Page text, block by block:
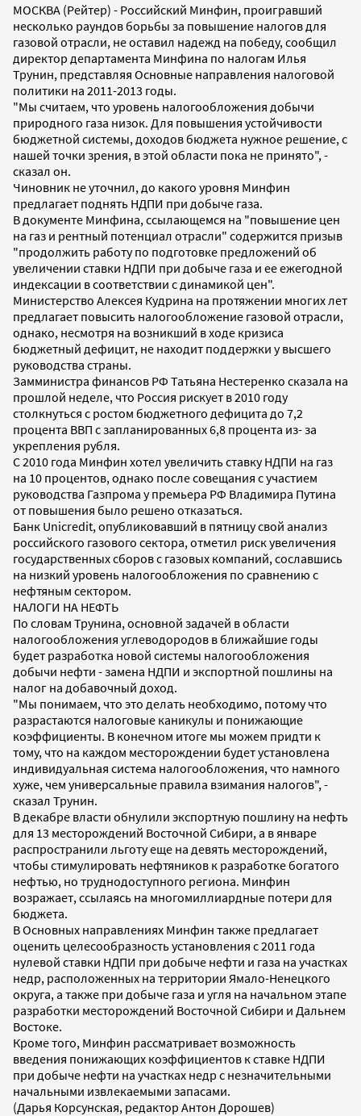
МОСКВА (Рейтер) - Российский Минфин, проигравший
несколько раундов борьбы за повышение налогов для
газовой отрасли, не оставил надежд на победу, сообщил
директор департамента Минфина по налогам Илья
Трунин, представляя Основные направления налоговой
политики на 2011-2013 годы.
"Мы считаем, что уровень налогообложения добычи
природного газа низок. Для повышения устойчивости
бюджетной системы, доходов бюджета нужное решение, с
нашей точки зрения, в этой области пока не принято", -
сказал он.
Чиновник не уточнил, до какого уровня Минфин
предлагает поднять НДПИ при добыче газа.
В документе Минфина, ссылающемся на "повышение цен
на газ и рентный потенциал отрасли" содержится призыв
"продолжить работу по подготовке предложений об
увеличении ставки НДПИ при добыче газа и ее ежегодной
индексации в соответствии с динамикой цен".
Министерство Алексея Кудрина на протяжении многих лет
предлагает повысить налогообложение газовой отрасли,
однако, несмотря на возникший в ходе кризиса
бюджетный дефицит, не находит поддержки у высшего
руководства страны.
Замминистра финансов РФ Татьяна Нестеренко сказала на
прошлой неделе, что Россия рискует в 2010 году
столкнуться с ростом бюджетного дефицита до 7,2
процента ВВП с запланированных 6,8 процента из- за
укрепления рубля.
С 2010 года Минфин хотел увеличить ставку НДПИ на газ
на 10 процентов, однако после совещания с участием
руководства Газпрома у премьера РФ Владимира Путина
от повышения было решено отказаться.
Банк Unicredit, опубликовавший в пятницу свой анализ
российского газового сектора, отметил риск увеличения
государственных сборов с газовых компаний, сославшись
на низкий уровень налогообложения по сравнению с
нефтяным сектором.
НАЛОГИ НА НЕФТЬ
По словам Трунина, основной задачей в области
налогообложения углеводородов в ближайшие годы
будет разработка новой системы налогообложения
добычи нефти - замена НДПИ и экспортной пошлины на
налог на добавочный доход.
"Мы понимаем, что это делать необходимо, потому что
разрастаются налоговые каникулы и понижающие
коэффициенты. В конечном итоге мы можем придти к
тому, что на каждом месторождении будет установлена
индивидуальная система налогообложения, что намного
хуже, чем универсальные правила взимания налогов", -
сказал Трунин.
В декабре власти обнулили экспортную пошлину на нефть
для 13 месторождений Восточной Сибири, а в январе
распространили льготу еще на девять месторождений,
чтобы стимулировать нефтяников к разработке богатого
нефтью, но труднодоступного региона. Минфин
возражает, ссылаясь на многомиллиардные потери для
бюджета.
В Основных направлениях Минфин также предлагает
оценить целесообразность установления с 2011 года
нулевой ставки НДПИ при добыче нефти и газа на участках
недр, расположенных на территории Ямало-Ненецкого
округа, а также при добыче газа и угля на начальном этапе
разработки месторождений Восточной Сибири и Дальнем
Востоке.
Кроме того, Минфин рассматривает возможность
введения понижающих коэффициентов к ставке НДПИ
при добыче нефти на участках недр с незначительными
начальными извлекаемыми запасами.
(Дарья Корсунская, редактор Антон Дорошев)